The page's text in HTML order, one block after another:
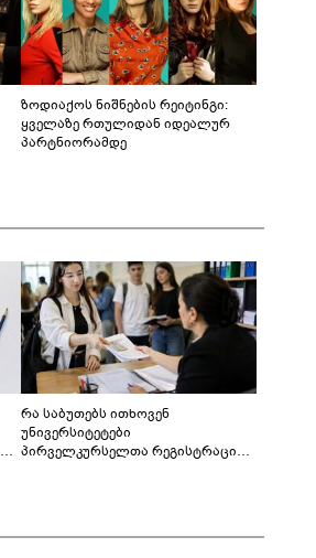
ზოდიაქოს ნიშნების რეიტინგი:
ყველაზე რთულიდან იდეალურ
პარტნიორამდე
რა საბუთებს ითხოვენ
უნივერსიტეტები
პირველკურსელთა რეგისტრაციის